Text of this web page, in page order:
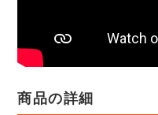
商品の詳細